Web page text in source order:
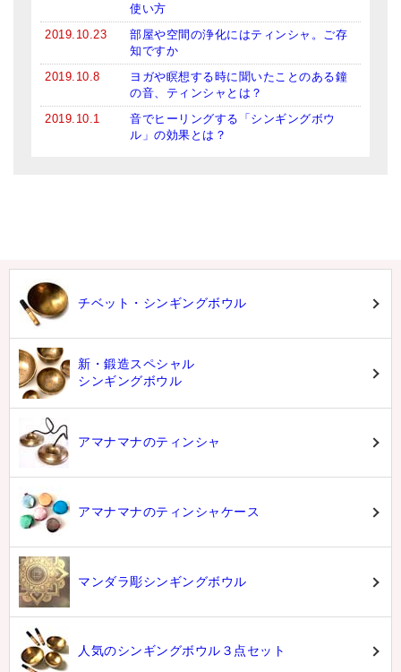
使い方
2019.10.23
部屋や空間の浄化にはティンシャ。ご存
知ですか
2019.10.8
ヨガや瞑想する時に聞いたことのある鐘
の音、ティンシャとは？
2019.10.1
音でヒーリングする「シンギングボウ
ル」の効果とは？
チベット・シンギングボウル
新・鍛造スペシャル
シンギングボウル
アマナマナのティンシャ
アマナマナのティンシャケース
マンダラ彫シンギングボウル
人気のシンギングボウル３点セット